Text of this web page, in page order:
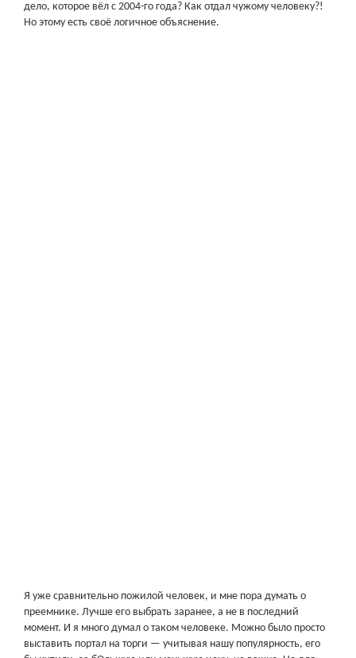
дело, которое вёл с 2004-го года? Как отдал чужому человеку?!
Но этому есть своё логичное объяснение.
Я уже сравнительно пожилой человек, и мне пора думать о
преемнике. Лучше его выбрать заранее, а не в последний
момент. И я много думал о таком человеке. Можно было просто
выставить портал на торги — учитывая нашу популярность, его